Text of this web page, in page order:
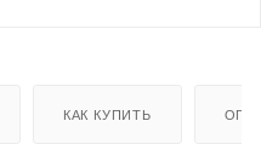
КАК КУПИТЬ